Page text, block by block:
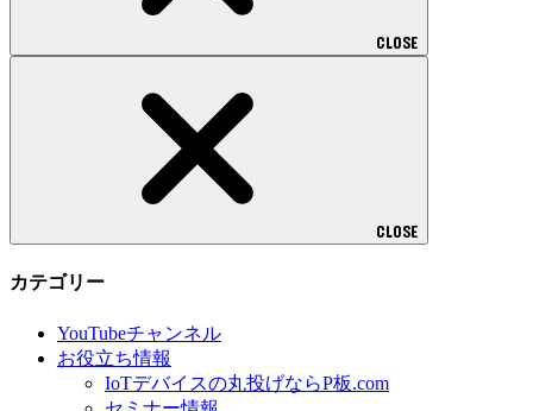
CLOSE
CLOSE
カテゴリー
YouTubeチャンネル
お役立ち情報
IoTデバイスの丸投げならP板.com